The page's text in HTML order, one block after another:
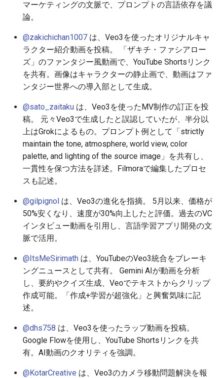
2026-06-12
2026-06-10
2026-06-09
2026-06-08
2026-06-07
2026-06-06
2026-06-05
2026-06-04
2026-06-03
2026-06-01
2026-05-31
2026-05-29
2026-05-28
2025-11-27
2025-11-25
2025-11-24
2025-11-23
2025-11-22
2025-11-21
2025-11-20
2025-11-19
2025-11-18
2025-11-16
2025-11-15
2025-11-13
2025-11-12
2026-06-12
2026-06-10
2026-06-09
2026-06-08
2026-06-07
2026-06-06
2026-06-05
2026-06-04
2026-06-03
2026-06-01
2026-05-31
2026-05-29
2026-05-28
2025-11-27
2025-11-25
2025-11-24
2025-11-23
2025-11-22
2025-11-21
2025-11-20
2025-11-19
2025-11-18
2025-11-16
2025-11-15
2025-11-13
2025-11-12
2026-06-09
2026-06-07
2026-06-06
2026-06-05
2026-06-04
2026-06-03
2026-06-02
2026-06-01
2026-05-31
2026-05-29
2026-05-28
2026-05-26
2026-05-25
2025-11-27
2025-11-25
2025-11-24
2025-11-23
2025-11-22
2025-11-21
2025-11-20
2025-11-19
2025-11-18
2025-11-16
2025-11-15
2025-11-13
2025-11-12
2026-06-10
2026-06-07
2026-06-06
2026-06-05
2026-06-04
2026-06-03
2026-06-02
2026-05-31
2026-05-30
2026-05-28
2026-05-27
2026-05-25
2026-05-24
2026-06-12
2026-06-10
2026-06-09
2026-06-08
2026-06-07
2026-06-06
2026-06-05
2026-06-04
2026-06-03
2026-06-01
2026-05-31
2026-05-29
2026-05-28
2026-06-06
2026-06-04
2026-06-03
2026-06-02
2026-06-01
2026-05-31
2026-05-30
マーケティングの文脈で、プロンプトの言語依存を議
論。
@zakichichan1007 は、Veo3を使ったオリジナルキャ
ラクター紹介動画を投稿。 「ザキチ・ファシアロー
ズ」のファンタジー風動画で、YouTube Shortsリンク
を共有。画像はキャラクターの静止画で、動画はファ
ンタジー世界への導入部として生成。
@sato_zaitaku は、Veo3を使ったMV制作の訂正を投
稿。 元々Veo3で生成したと誤認していたが、半分以
上はGrokによるもの。プロンプト例として「strictly
maintain the tone, atmosphere, world view, color
palette, and lighting of the source image」を共有し、
一貫性を保つ方法を詳述。Filmoraで編集したプロセ
スも記述。
@gilpignol は、Veo3の進化を指摘。 5月以来、価格が
50%安くなり、速度が30%向上したと評価。過去のVC
インタビュー動画を引用し、言語学習アプリ開発の文
脈で活用。
@ItsMeSirimath は、YouTubeのVeo3統合をブレーキ
ングニュースとして共有。 Gemini AIが動画を分析
し、要約やクイズ生成、Veoでテキストからクリップ
作成可能。「作成+学習が超強化」と興奮気味に記
述。
@dhs758 は、Veo3を使ったラップ動画を投稿。
Google Flowを使用し、YouTube Shortsリンクを共
有。AI動画のクオリティを強調。
@KotarCreative は、Veo3のカメラ移動問題解決を報